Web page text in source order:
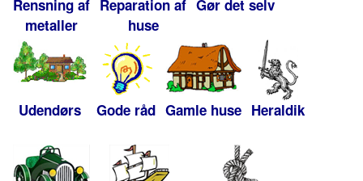
Rensning af
metaller
Reparation af
huse
Gør det selv
Udendørs Gode råd Gamle huse Heraldik